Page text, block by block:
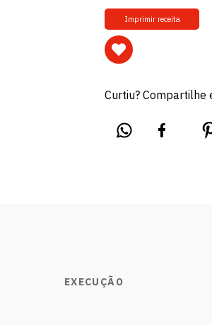
Imprimir receita
Curtiu? Compartilhe
EXECUÇÃO